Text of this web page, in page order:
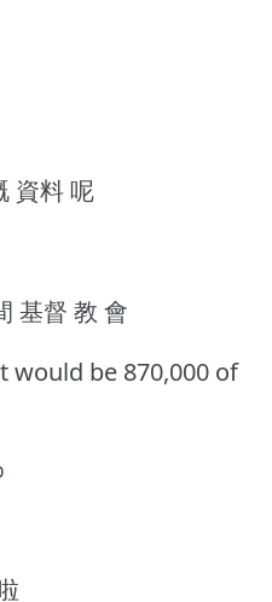
資料 呢
基督 教 會
would be 870,000 of